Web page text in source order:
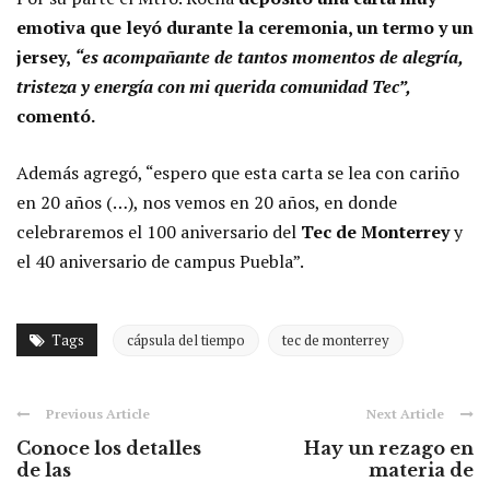
emotiva que leyó durante la ceremonia, un termo y un
jersey, “es acompañante de tantos momentos de alegría,
tristeza y energía con mi querida comunidad Tec”,
comentó.
Además agregó, “espero que esta carta se lea con cariño
en 20 años (…), nos vemos en 20 años, en donde
celebraremos el 100 aniversario del Tec de Monterreyy
el 40 aniversario de campus Puebla”.
Tags cápsula del tiempo tec de monterrey
Previous Article
Conoce los detalles
de las
Next Article
Hay un rezago en
materia de